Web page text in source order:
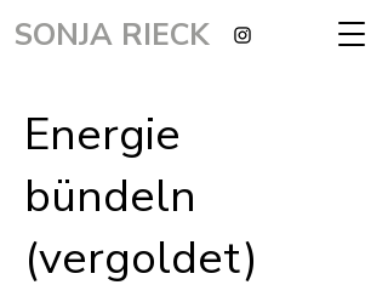
SONJA RIECK
Energie
bündeln
(vergoldet)